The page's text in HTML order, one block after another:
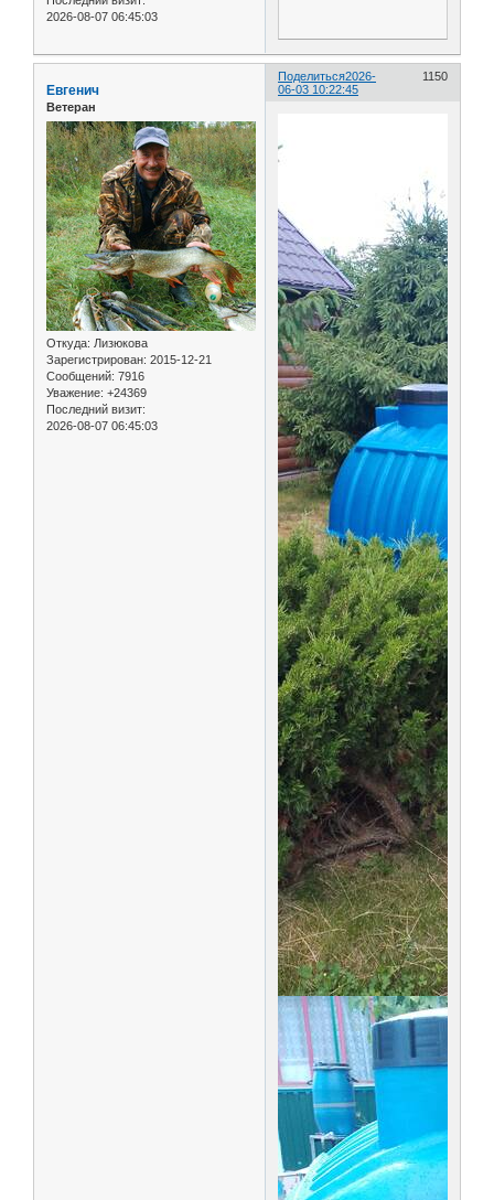
2026-08-07 06:45:03
Поделиться 1150
2026-
06-03 10:22:45
Евгенич
Ветеран
Откуда: Лизюкова
Зарегистрирован: 2015-12-21
Сообщений: 7916
Уважение: +24369
Последний визит:
2026-08-07 06:45:03